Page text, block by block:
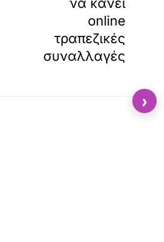
online
τραπεζικές
συναλλαγές
›